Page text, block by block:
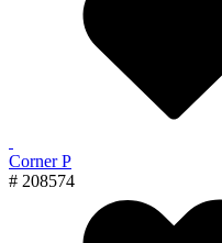
Corner P
# 208574